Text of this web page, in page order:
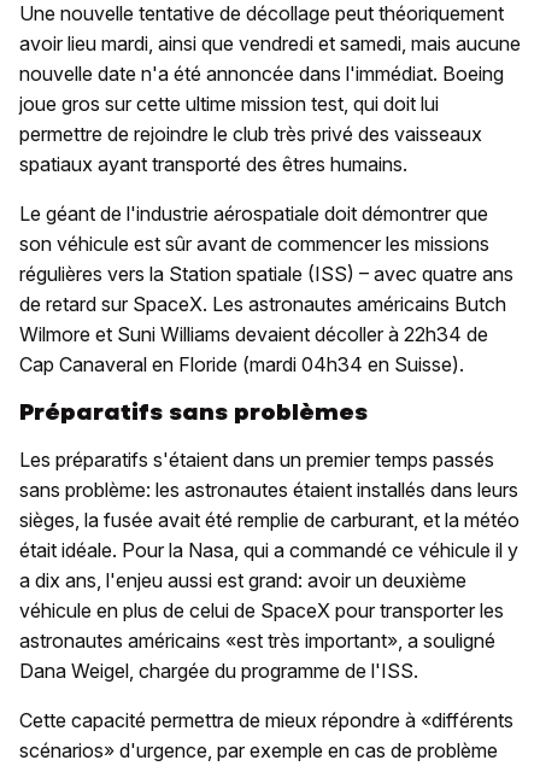
Une nouvelle tentative de décollage peut théoriquement
avoir lieu mardi, ainsi que vendredi et samedi, mais aucune
nouvelle date n'a été annoncée dans l'immédiat. Boeing
joue gros sur cette ultime mission test, qui doit lui
permettre de rejoindre le club très privé des vaisseaux
spatiaux ayant transporté des êtres humains.
Le géant de l'industrie aérospatiale doit démontrer que
son véhicule est sûr avant de commencer les missions
régulières vers la Station spatiale (ISS) – avec quatre ans
de retard sur SpaceX. Les astronautes américains Butch
Wilmore et Suni Williams devaient décoller à 22h34 de
Cap Canaveral en Floride (mardi 04h34 en Suisse).
Préparatifs sans problèmes
Les préparatifs s'étaient dans un premier temps passés
sans problème: les astronautes étaient installés dans leurs
sièges, la fusée avait été remplie de carburant, et la météo
était idéale. Pour la Nasa, qui a commandé ce véhicule il y
a dix ans, l'enjeu aussi est grand: avoir un deuxième
véhicule en plus de celui de SpaceX pour transporter les
astronautes américains «est très important», a souligné
Dana Weigel, chargée du programme de l'ISS.
Cette capacité permettra de mieux répondre à «différents
scénarios» d'urgence, par exemple en cas de problème